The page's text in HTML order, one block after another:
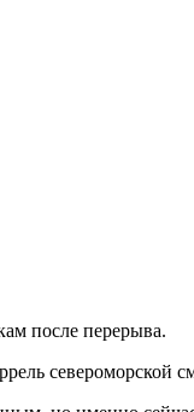
после перерыва.
североморской